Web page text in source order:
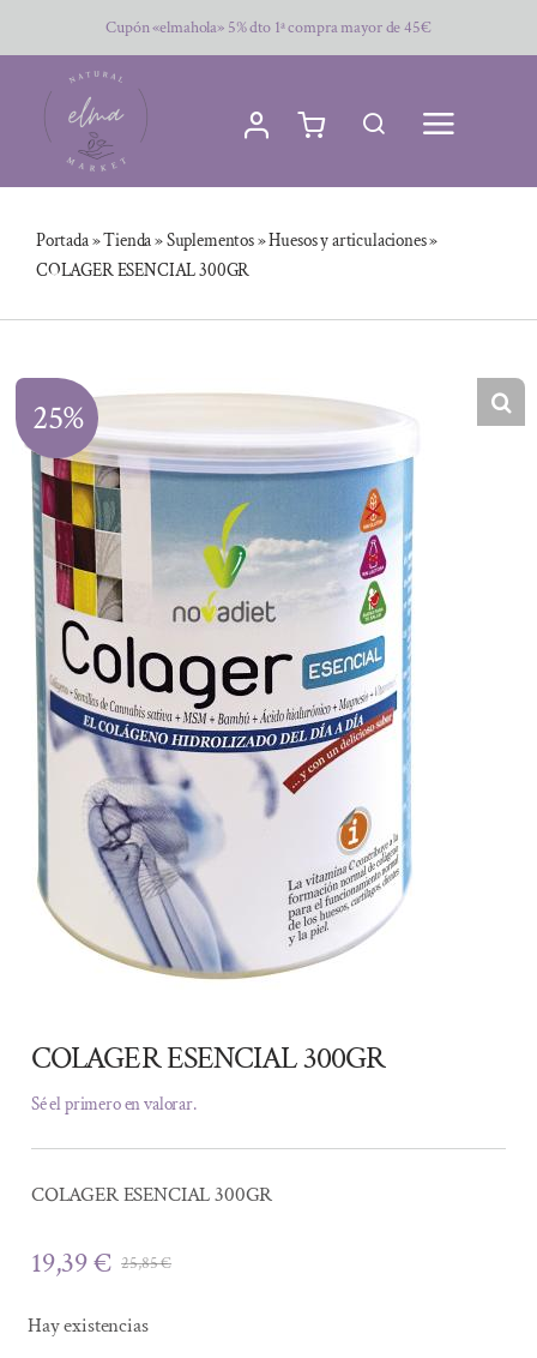
al
contenido
Cupón «elmahola» 5% dto 1ª compra mayor de 45€
Portada»Tienda»Suplementos»Huesos y articulaciones»
COLAGER ESENCIAL 300GR
25%
COLAGER ESENCIAL 300GR
Sé el primero en valorar.
COLAGER ESENCIAL 300GR
25,85€El
19,39€
El
Hay existencias